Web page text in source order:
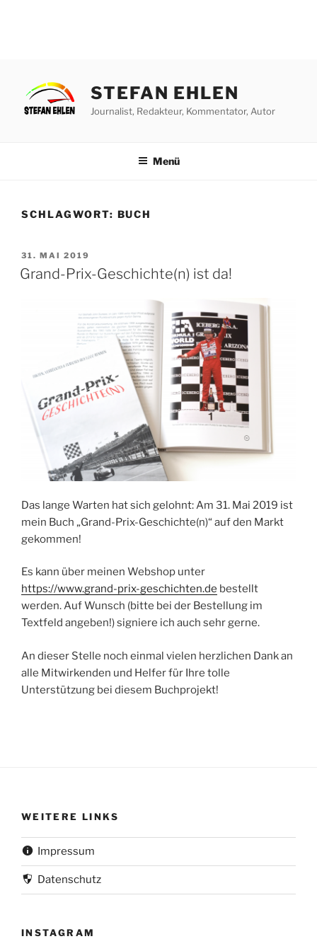
springen
STEFAN EHLEN
Journalist, Redakteur, Kommentator, Autor
Menü
SCHLAGWORT: BUCH
VERÖFFENTLICHT
AM
31. MAI 2019
Grand-Prix-Geschichte(n) ist da!
Das lange Warten hat sich gelohnt: Am 31. Mai 2019 ist
mein Buch „Grand-Prix-Geschichte(n)“ auf den Markt
gekommen!
Es kann über meinen Webshop unter
https://www.grand-prix-geschichten.de bestellt
werden. Auf Wunsch (bitte bei der Bestellung im
Textfeld angeben!) signiere ich auch sehr gerne.
An dieser Stelle noch einmal vielen herzlichen Dank an
alle Mitwirkenden und Helfer für Ihre tolle
Unterstützung bei diesem Buchprojekt!
WEITERE LINKS
Impressum
Datenschutz
INSTAGRAM